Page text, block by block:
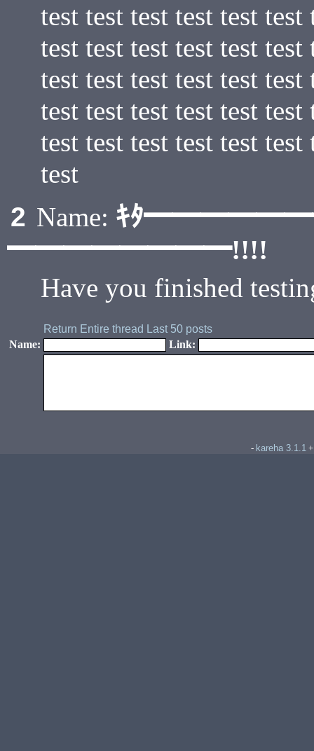
test test test test test
test test test test test
test test test test test
test test test test test
test test test test test
test
2 Name: ｷﾀ
━━━━━━━━!!!!
Have you finished
Return Entire thread Last 50 posts
Name:
Link:
- kareha 3.1.1